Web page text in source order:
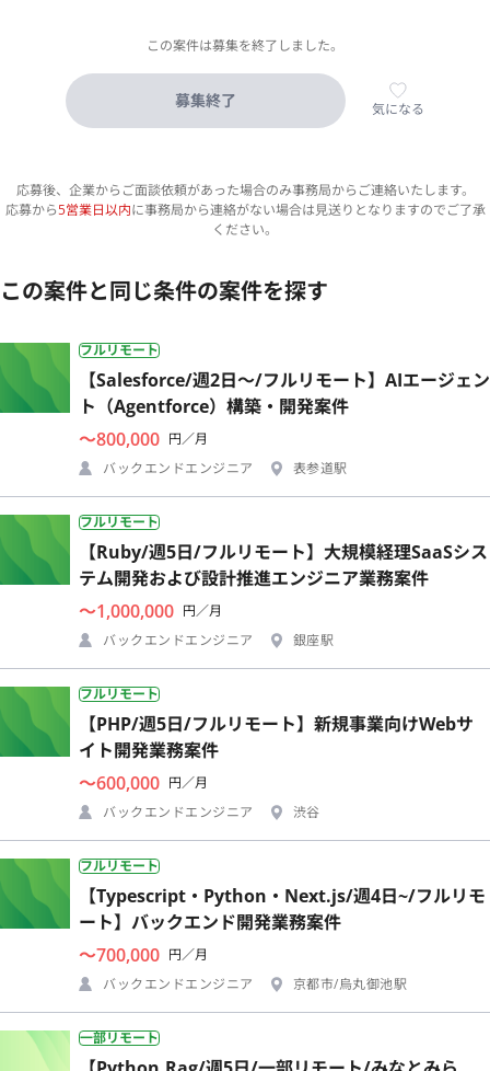
この案件は募集を終了しました。
募集終了 気になる
応募後、企業からご面談依頼があった場合のみ事務局からご連絡いたします。
応募から5営業日以内に事務局から連絡がない場合は見送りとなりますのでご了承
ください。
この案件と同じ条件の案件を探す
フルリモート
【Salesforce/週2日〜/フルリモート】AIエージェン
ト（Agentforce）構築・開発案件
〜800,000 円／月
バックエンドエンジニア
表参道駅
フルリモート
【Ruby/週5日/フルリモート】大規模経理SaaSシス
テム開発および設計推進エンジニア業務案件
〜1,000,000 円／月
バックエンドエンジニア
銀座駅
フルリモート
【PHP/週5日/フルリモート】新規事業向けWebサ
イト開発業務案件
〜600,000 円／月
バックエンドエンジニア
渋谷
フルリモート
【Typescript・Python・Next.js/週4日~/フルリモ
ート】バックエンド開発業務案件
〜700,000 円／月
バックエンドエンジニア
京都市/烏丸御池駅
一部リモート